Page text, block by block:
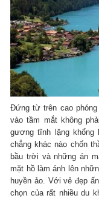
Đứng từ trên cao
vào tầm mắt không
gương tĩnh lặng khổng
chẳng khác nào chốn
bầu trời và những án
mặt hồ làm ánh lên
huyền ảo. Với vẻ đẹp
chọn của rất nhiều du